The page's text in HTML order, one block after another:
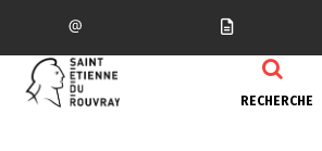
RECHERCHE